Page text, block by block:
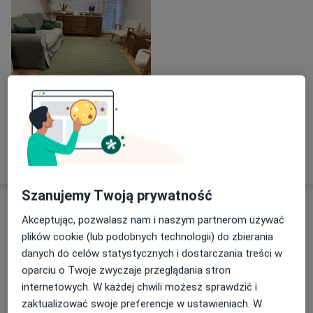
jak poczucie pustki, smutku, zwątpienia czy braku
sensu życia;
- mają kłopoty w budowaniu satysfakcjonujących
relacji;
- są niezadowolone z własnego życia osobistego i/lub
zawodowego, borykają się z obniżoną samooceną,
brakiem akceptacji siebie;
- mają trudności w obszarze podejmowania decyzji.
pomocą, zrozumieć i dotrzeć do osób potrzebujących
wsparcia na różnych etapach życia. Jeśli uważasz, że
masz powyższe trudności i nie wiesz jak sobie z nimi
poradzić, zapraszam na konsultację.
Zobacz galerię (1)
Usługi i ceny
Konsultacja psychologiczna
180 zł Szczegóły Umów wizytę
Konsultacja online
Umów wizytę
Szanujemy Twoją prywatność
Akceptując, pozwalasz nam i naszym partnerom używać
plików cookie (lub podobnych technologii) do zbierania
danych do celów statystycznych i dostarczania treści w
oparciu o Twoje zwyczaje przeglądania stron
internetowych. W każdej chwili możesz sprawdzić i
zaktualizować swoje preferencje w ustawieniach. W